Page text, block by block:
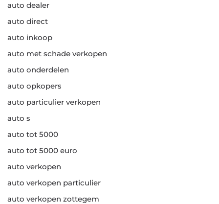
auto dealer
auto direct
auto inkoop
auto met schade verkopen
auto onderdelen
auto opkopers
auto particulier verkopen
auto s
auto tot 5000
auto tot 5000 euro
auto verkopen
auto verkopen particulier
auto verkopen zottegem